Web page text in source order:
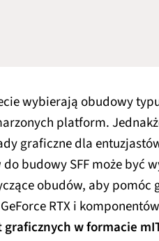
wybierają obudowy
platform.
graficzne dla
budowy SFF może być
obudów, aby pomóc
RTX i
graficznych w formacie